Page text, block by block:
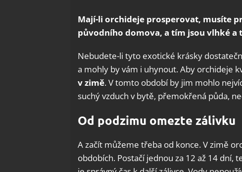
Mají-li orchideje prosperovat, musíte
původního domova, a tím jsou vlhké a
Nebudete-li tyto exotické krásky
a mohly by vám i uhynout. Aby orchideje
v zimě. V tomto období by jim mohlo
suchý vzduch v bytě, přemokřená půda,
Od podzimu omezte zálivku
A začít můžeme třeba od konce. V zimě
obdobích. Postačí jednou za 12 až 14